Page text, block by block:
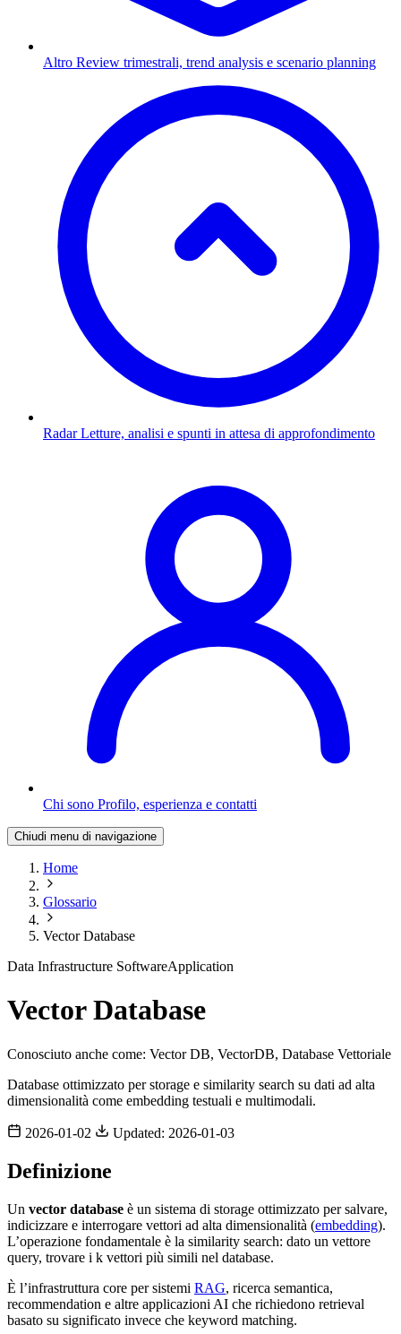
Altro Review trimestrali, trend analysis e scenario planning
Radar Letture, analisi e spunti in attesa di approfondimento
Chi sono Profilo, esperienza e contatti
Chiudi menu di navigazione
Home
Glossario
Vector Database
Data Infrastructure SoftwareApplication
Vector Database
Conosciuto anche come: Vector DB, VectorDB, Database Vettoriale
Database ottimizzato per storage e similarity search su dati ad alta
dimensionalità come embedding testuali e multimodali.
2026-01-02 Updated: 2026-01-03
Definizione
Un vector database è un sistema di storage ottimizzato per salvare,
indicizzare e interrogare vettori ad alta dimensionalità (embedding).
L’operazione fondamentale è la similarity search: dato un vettore
query, trovare i k vettori più simili nel database.
È l’infrastruttura core per sistemi RAG, ricerca semantica,
recommendation e altre applicazioni AI che richiedono retrieval
basato su significato invece che keyword matching.